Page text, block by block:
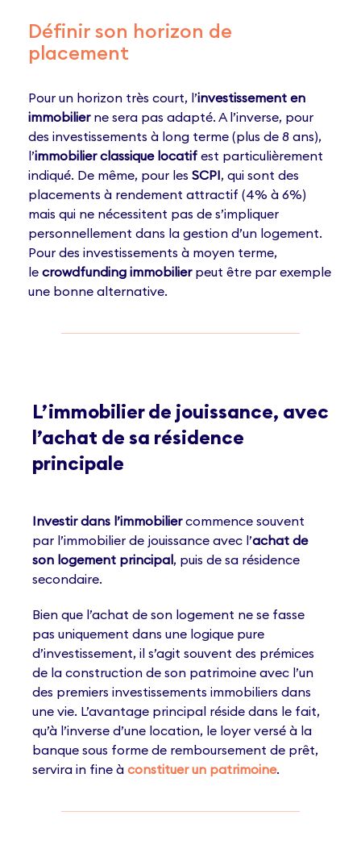
Définir son horizon de
placement
Pour un horizon très court, l’investissement en
immobilierne sera pas adapté. A l’inverse, pour
des investissements à long terme (plus de 8 ans),
l’immobilier classique locatif est particulièrement
indiqué. De même, pour les SCPI, qui sont des
placements à rendement attractif (4% à 6%)
mais qui ne nécessitent pas de s’impliquer
personnellement dans la gestion d’un logement.
Pour des investissements à moyen terme,
le crowdfunding immobilierpeut être par exemple
une bonne alternative.
L’immobilier de jouissance, avec
l’achat de sa résidence
principale
Investir dans l’immobiliercommence souvent
par l’immobilier de jouissance avec l’achat de
son logement principal, puis de sa résidence
secondaire.
Bien que l’achat de son logement ne se fasse
pas uniquement dans une logique pure
d’investissement, il s’agit souvent des prémices
de la construction de son patrimoine avec l’un
des premiers investissements immobiliers dans
une vie. L’avantage principal réside dans le fait,
qu’à l’inverse d’une location, le loyer versé à la
banque sous forme de remboursement de prêt,
servira in fine à constituer un patrimoine.